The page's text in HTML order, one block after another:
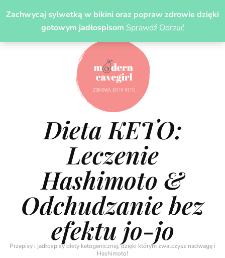
Zachwycaj sylwetką w bikini oraz popraw zdrowie dzięki
gotowym jadłospisom Sprawdź Odrzuć
Dieta KETO:
Leczenie
Hashimoto &
Odchudzanie bez
efektu jo-jo
Przepisy i jadłospisy diety ketogenicznej, dzięki którym zwalczysz nadwagę i
Hashimoto!